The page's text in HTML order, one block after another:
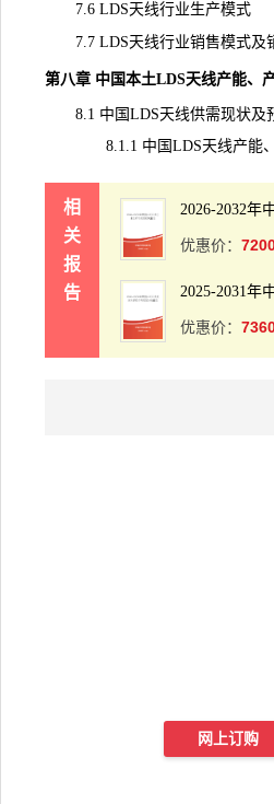
7.6 LDS天线行业生产模式
7.7 LDS天线行业销售模式及
第八章 中国本土LDS天线产能、
8.1 中国LDS天线供需现状及预
8.1.1 中国LDS天线产能、产
相
关
报
告
2026-2032年
优惠价：
2025-2031年
优惠价：
网上订购